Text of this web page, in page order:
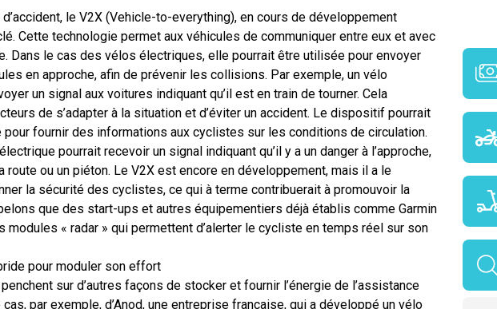
le V2X (Vehicle-to-everything), en cours de développement
Cette technologie permet aux véhicules de communiquer entre eux et avec
Dans le cas des vélos électriques, elle pourrait être utilisée pour envoyer
en approche, afin de prévenir les collisions. Par exemple, un vélo
un signal aux voitures indiquant qu’il est en train de tourner. Cela
de s’adapter à la situation et d’éviter un accident. Le dispositif pourrait
fournir des informations aux cyclistes sur les conditions de circulation.
pourrait recevoir un signal indiquant qu’il y a un danger à l’approche,
route ou un piéton. Le V2X est encore en développement, mais il a le
la sécurité des cyclistes, ce qui à terme contribuerait à promouvoir la
que des start-ups et autres équipementiers déjà établis comme Garmin
modules « radar » qui permettent d’alerter le cycliste en temps réel sur son
pour moduler son effort
sur d’autres façons de stocker et fournir l’énergie de l’assistance
par exemple, d’Anod, une entreprise française, qui a développé un vélo